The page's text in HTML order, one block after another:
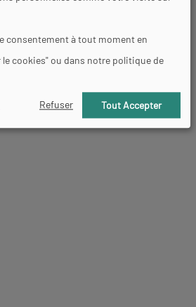
consentement à tout moment en
cookies" ou dans notre politique de
Refuser Tout Accepter